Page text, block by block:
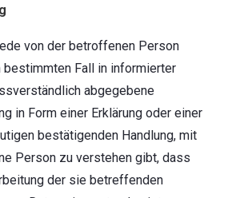
von der betroffenen Person
Fall in informierter
abgegebene
in Form einer Erklärung oder einer
bestätigenden Handlung, mit
Person zu verstehen gibt, dass
der sie betreffenden